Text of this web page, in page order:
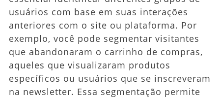
usuários com base em suas interações
anteriores com o site ou plataforma. Por
exemplo, você pode segmentar visitantes
que abandonaram o carrinho de compras,
aqueles que visualizaram produtos
específicos ou usuários que se inscreveram
na newsletter. Essa segmentação permite